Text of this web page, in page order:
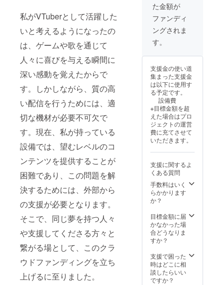
私がVTuberとして活躍した
いと考えるようになったの
は、ゲームや歌を通じて
人々に喜びを与える瞬間に
深い感動を覚えたからで
す。しかしながら、質の高
い配信を行うためには、適
切な機材が必要不可欠で
す。現在、私が持っている
設備では、望むレベルのコ
ンテンツを提供することが
困難であり、この問題を解
決するためには、外部から
の支援が必要となります。
そこで、同じ夢を持つ人々
や支援してくださる方々と
繋がる場として、このクラ
ウドファンディングを立ち
上げるに至りました。
た金額が
ファンディ
ングされま
す。
支援金の使い道
集まった支援金
は以下に使用す
る予定です。
設備費
※目標金額を超
えた場合はプロ
ジェクトの運営
費に充てさせて
いただきます。
支援に関するよ
くある質問
手数料はいく
らかかります
か？
目標金額に届
かなかった場
合どうなりま
すか？
支援で困った
時はどこに相
談したらいい
ですか？